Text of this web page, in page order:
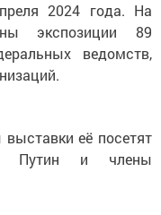
2024 года. На
экспозиции 89
ведомств,
её посетят
Путин и члены